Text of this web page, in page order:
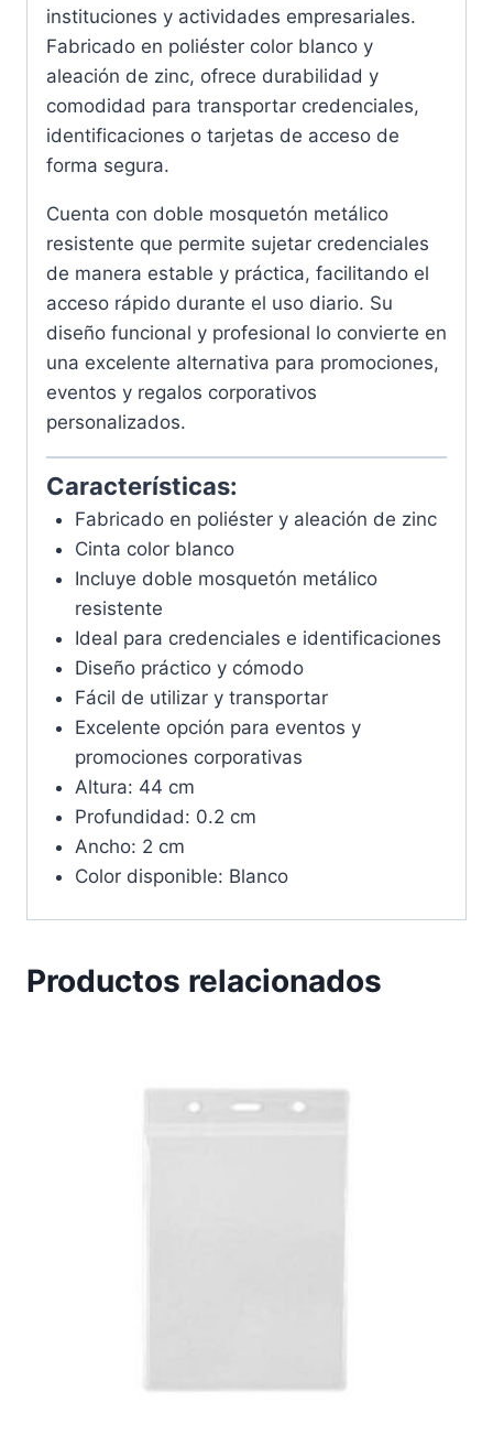
instituciones y actividades empresariales.
Fabricado en poliéster color blanco y
aleación de zinc, ofrece durabilidad y
comodidad para transportar credenciales,
identificaciones o tarjetas de acceso de
forma segura.
Cuenta con doble mosquetón metálico
resistente que permite sujetar credenciales
de manera estable y práctica, facilitando el
acceso rápido durante el uso diario. Su
diseño funcional y profesional lo convierte en
una excelente alternativa para promociones,
eventos y regalos corporativos
personalizados.
Características:
Fabricado en poliéster y aleación de zinc
Cinta color blanco
Incluye doble mosquetón metálico
resistente
Ideal para credenciales e identificaciones
Diseño práctico y cómodo
Fácil de utilizar y transportar
Excelente opción para eventos y
promociones corporativas
Altura: 44 cm
Profundidad: 0.2 cm
Ancho: 2 cm
Color disponible: Blanco
Productos relacionados